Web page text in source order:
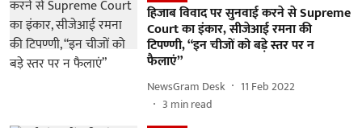
हिजाब विवाद पर सुनवाई करने से Supreme
Court का इंकार, सीजेआई रमना की
टिपण्णी, “इन चीजों को बड़े स्तर पर न
फैलाएं”
NewsGram Desk
11 Feb 2022
3 min read